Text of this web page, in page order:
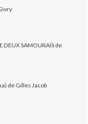
DEUX SAMOURAÏS de
de Gilles Jacob